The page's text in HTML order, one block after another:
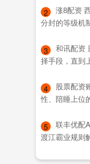
2
涨8配资
分封的等级机
3
和讯配资
择手段，直到
4
股票配资
性、陪睡上位
5
联丰优配
渡江霸业规则